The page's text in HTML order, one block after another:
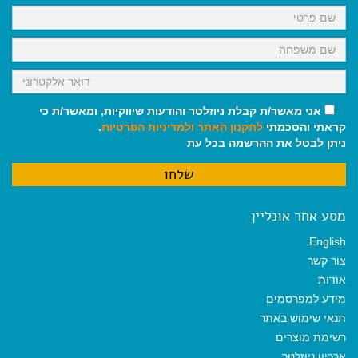
k
p
m
אני מאשר/ת קבלת ניוזלטר והודעות שיווקיות, ומאשר/ת כי
קראתי והסכמתי לתקנון האתר ולמדיניות הפרטיות.
ניתן לבטל את ההרשמה בכל עת
מסע אחר אונליין
English
צור קשר
אודות
מידע למפרסמים
תנאי שימוש באתר
רשימת מוצרים